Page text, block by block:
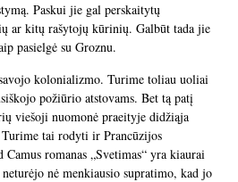
Paskui jie gal perskaitytų
ar kitų rašytojų kūrinių. Galbūt tada jie
pasielgė su Groznu.
kolonializmo. Turime toliau uoliai
požiūrio atstovams. Bet tą patį
viešoji nuomonė praeityje didžiąja
tai rodyti ir Prancūzijos
romanas „Svetimas“ yra kiaurai
nė menkiausio supratimo, kad jo